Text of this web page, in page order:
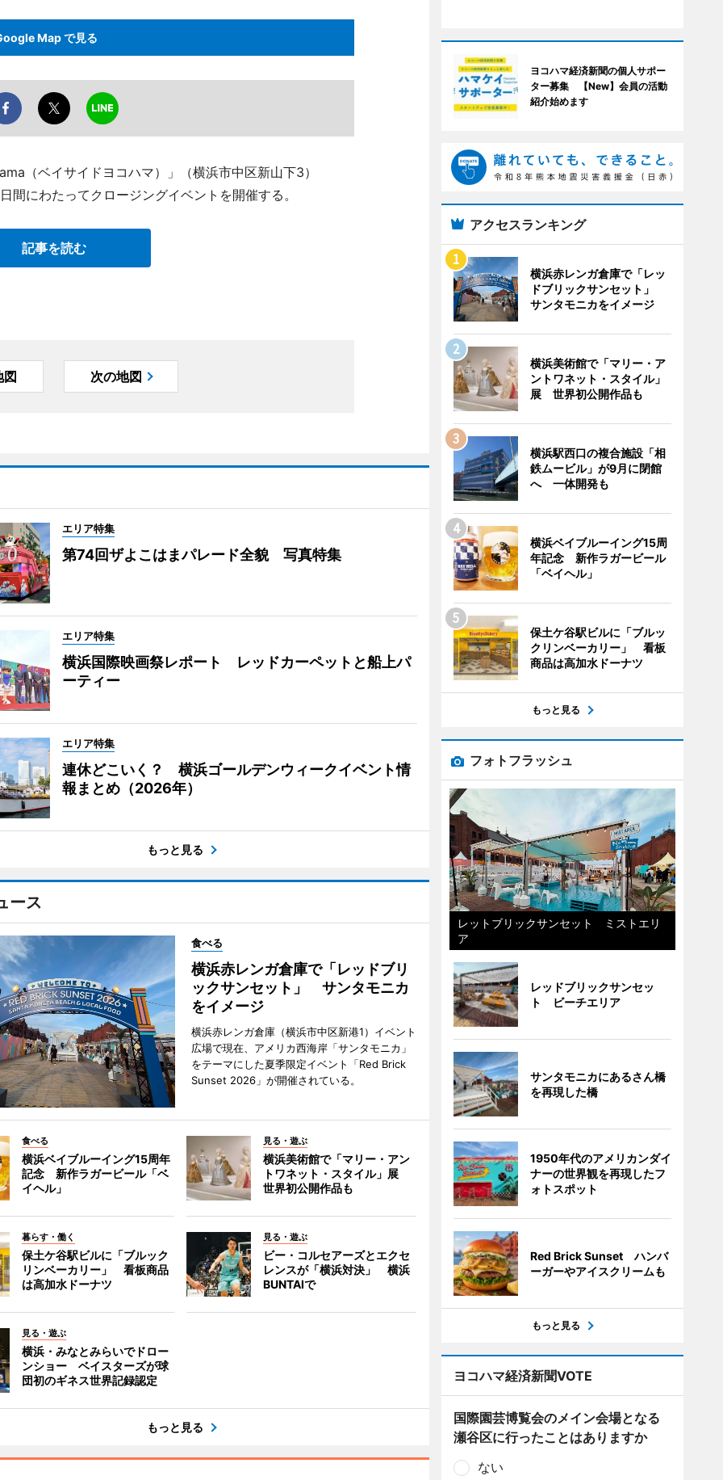
Map で見る
（ベイサイドヨコハマ）」（横浜市中区新山下3）
にわたってクロージングイベントを開催する。
記事を読む
図 次の地図
エリア特集
第74回ザよこはまパレード全貌 写真特集
エリア特集
横浜国際映画祭レポート レッドカーペットと船上パ
ーティー
エリア特集
連休どこいく？ 横浜ゴールデンウィークイベント情
報まとめ（2026年）
もっと見る
ース
食べる
横浜赤レンガ倉庫で「レッドブリ
ックサンセット」 サンタモニカ
をイメージ
横浜赤レンガ倉庫（横浜市中区新港1）イベント
広場で現在、アメリカ西海岸「サンタモニカ」
をテーマにした夏季限定イベント「Red Brick
Sunset 2026」が開催されている。
食べる
横浜ベイブルーイング15周年
記念 新作ラガービール「ベ
イヘル」
見る・遊ぶ
横浜美術館で「マリー・アン
トワネット・スタイル」展
世界初公開作品も
暮らす・働く
保土ケ谷駅ビルに「ブルック
リンベーカリー」 看板商品
は高加水ドーナツ
見る・遊ぶ
ビー・コルセアーズとエクセ
レンスが「横浜対決」 横浜
BUNTAIで
見る・遊ぶ
横浜・みなとみらいでドロー
ンショー ベイスターズが球
団初のギネス世界記録認定
もっと見る
ヨコハマ経済新聞の個人サポー
ター募集 【New】会員の活動
紹介始めます
アクセスランキング
横浜赤レンガ倉庫で「レッ
ドブリックサンセット」
サンタモニカをイメージ
横浜美術館で「マリー・ア
ントワネット・スタイル」
展 世界初公開作品も
横浜駅西口の複合施設「相
鉄ムービル」が9月に閉館
へ 一体開発も
横浜ベイブルーイング15周
年記念 新作ラガービール
「ベイヘル」
保土ケ谷駅ビルに「ブルッ
クリンベーカリー」 看板
商品は高加水ドーナツ
もっと見る
フォトフラッシュ
レットブリックサンセット ミストエリ
ア
レッドブリックサンセッ
ト ビーチエリア
サンタモニカにあるさん橋
を再現した橋
1950年代のアメリカンダイ
ナーの世界観を再現したフ
ォトスポット
Red Brick Sunset ハンバ
ーガーやアイスクリームも
もっと見る
ヨコハマ経済新聞VOTE
国際園芸博覧会のメイン会場となる
瀬谷区に行ったことはありますか
ない